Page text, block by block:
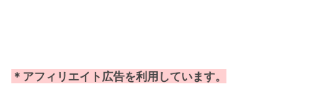
＊アフィリエイト広告を利用しています。